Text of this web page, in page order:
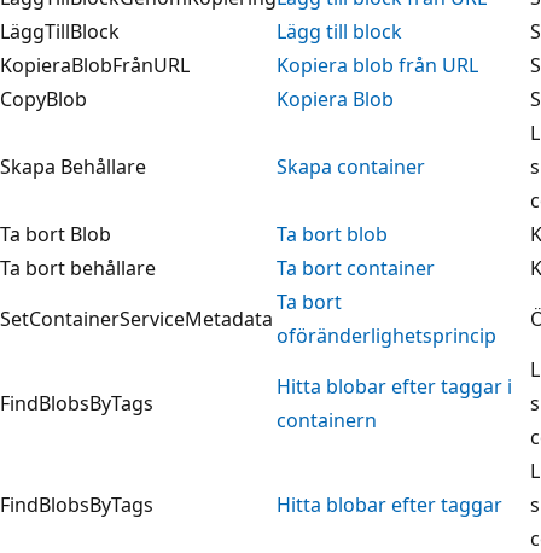
LäggTillBlock
Lägg till block
KopieraBlobFrånURL
Kopiera blob från URL
CopyBlob
Kopiera Blob
Skapa Behållare Skapa container
Ta bort Blob
Ta bort blob
Ta bort behållare
Ta bort container
SetContainerServiceMetadata
Ta bort
oföränderlighetsprincip
FindBlobsByTags
Hitta blobar efter taggar i
containern
FindBlobsByTags Hitta blobar efter taggar